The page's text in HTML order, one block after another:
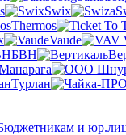
Swix
Thermos
Vaude
БВН
Турлан
и